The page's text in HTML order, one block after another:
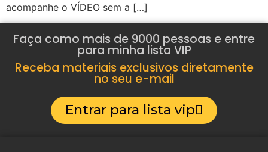
acompanhe o VÍDEO sem a […]
Faça como mais de 9000 pessoas e entre
para minha lista VIP
Receba materiais exclusivos diretamente
no seu e-mail
Entrar para lista vip